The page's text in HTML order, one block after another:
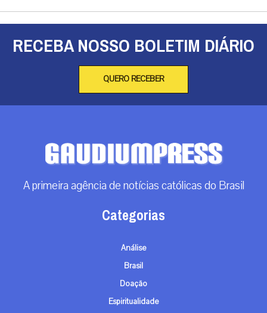
RECEBA NOSSO BOLETIM DIÁRIO
QUERO RECEBER
A primeira agência de notícias católicas do Brasil
Categorias
Análise
Brasil
Doação
Espiritualidade